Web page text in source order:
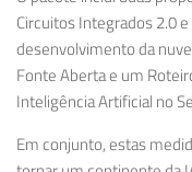
Circuitos Integrados 2.0e
desenvolvimento da
Fonte Abertae um
Inteligência Artificial no
Em conjunto, estas